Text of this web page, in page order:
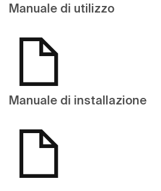
Manuale di utilizzo
Manuale di installazione